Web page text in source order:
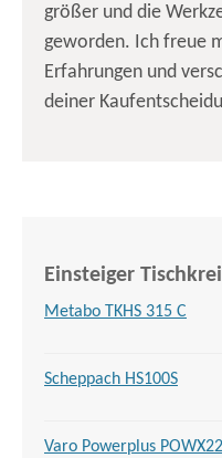
größer und die
geworden. Ich freue
Erfahrungen und
deiner
Einsteiger
Metabo TKHS 315 C
Scheppach HS100S
Varo Powerplus